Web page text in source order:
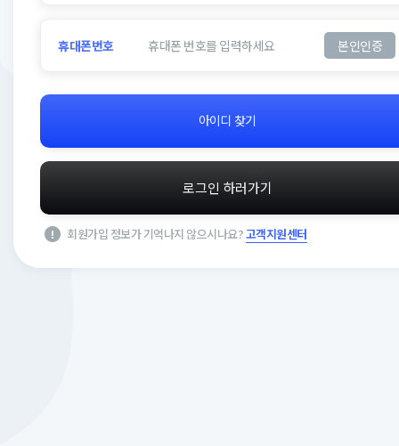
휴대폰번호 본인인증
아이디 찾기
로그인 하러가기
회원가입 정보가 기억나지 않으시나요?고객지원센터